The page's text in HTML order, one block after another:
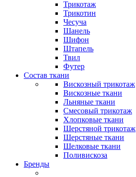
Трикотаж
Трикотин
Чесуча
Шанель
Шифон
Штапель
Твил
Футер
Состав ткани
Вискозный трикотаж
Вискозные ткани
Льняные ткани
Смесовый трикотаж
Хлопковые ткани
Шерстяной трикотаж
Шерстяные ткани
Шелковые ткани
Поливискоза
Бренды